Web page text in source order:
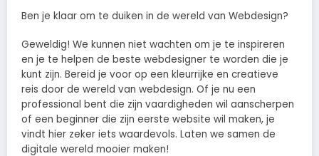
Ben je klaar om te duiken in de wereld van Webdesign?
Geweldig! We kunnen niet wachten om je te inspireren
en je te helpen de beste webdesigner te worden die je
kunt zijn. Bereid je voor op een kleurrijke en creatieve
reis door de wereld van webdesign. Of je nu een
professional bent die zijn vaardigheden wil aanscherpen
of een beginner die zijn eerste website wil maken, je
vindt hier zeker iets waardevols. Laten we samen de
digitale wereld mooier maken!